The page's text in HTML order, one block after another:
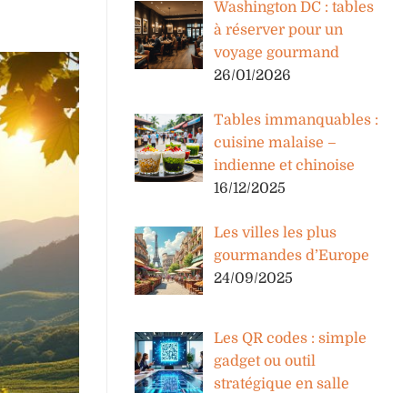
Washington DC : tables
à réserver pour un
voyage gourmand
26/01/2026
Tables immanquables :
cuisine malaise –
indienne et chinoise
16/12/2025
Les villes les plus
gourmandes d’Europe
24/09/2025
Les QR codes : simple
gadget ou outil
stratégique en salle